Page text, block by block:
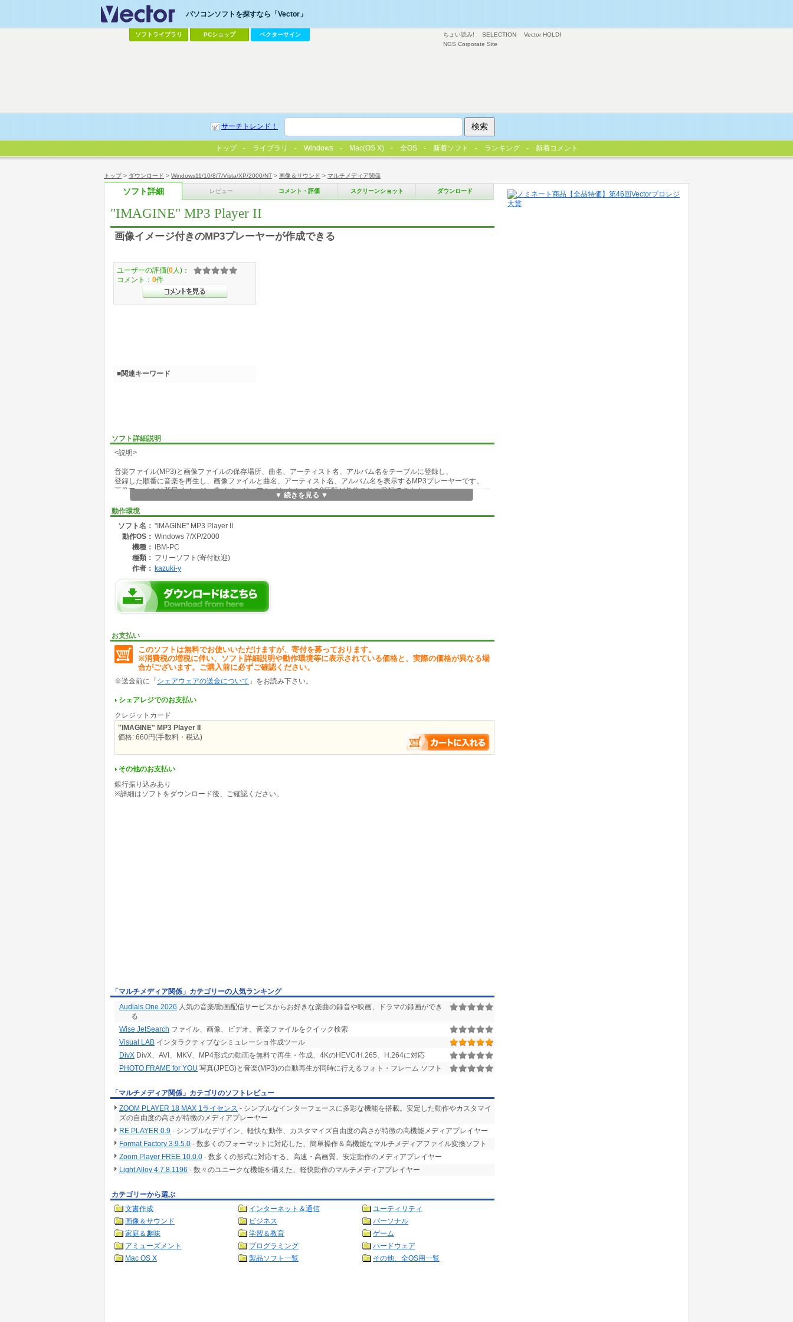
トップ> ダウンロード > Windows11/10/8/7/Vista/XP/2000/NT > 画像＆サウンド > マルチメディア関係
ソフト詳細 レビュー コメント・評価 スクリーンショット ダウンロード
"IMAGINE" MP3 Player II
画像イメージ付きのMP3プレーヤーが作成できる
ソフト詳細説明
<説明>
音楽ファイル(MP3)と画像ファイルの保存場所、曲名、アーティスト名、アルバム名をテーブルに登録し、
登録した順番に音楽を再生し、画像ファイルと曲名、アーティスト名、アルバム名を表示するMP3プレーヤーです。
画像ファイルは背景イメージ、曲イメージ、アルバムイメージの3種類が各曲ごとに登録できます。
テーブルへの登録・編集作業を楽にするために、
マウスの右・クリックでセルと行の値のコピー(カット)&ペーストや行の追加や削除できるようにしています。
また、ファイル選択ダイアログでファイルを選択し、ファイルの完全パス名を簡単に入力できるようにしています。
曲イメージ、アルバムイメージの表示位置を4タイプから選択できます。(細かい位置の設定はできません)
背景イメージ、曲イメージ、アルバムイメージのボーダー(縁)色と背景イメージの背景色、時間やタイトルの文字色を変
更できます。
ボーダー(縁)の表示/非表示の切り替えができます。
Music ImageとAlbum Image、Background Imageの表示位置を、6秒ごとに自動的に変更する機能があります。
<動作要件>
1. このソフトはJavaで開発しているため、動かすにはコンピュータに、
JRE(Java Runtime Enviroment)とJMF(Java Media Framework)がインストールされている必要があります。
※JMFは32bitにしか対応していないため、JREは32bitのものをインストールしてください。
インストールされていない場合は申し訳ございませんが、インストールをお願いいたします。
http://www.java.com/ja/
JMFは以下のサイトから入手できます。
※このソフトは、JRE version 1.6 update 21 とJMF version 2.1.1e をインストールし、Windows 2000 とWindows XP、
Windows 7 64bit上で動作確認しています。Windows 7 32bit上でも動作すると思われます。
2. 対応フォーマット
▼ 続きを見る ▼
動作環境
ソフト名： "IMAGINE" MP3 Player II
動作OS： Windows 7/XP/2000
機種：
IBM-PC
種類： フリーソフト(寄付歓迎)
作者： kazuki-y
お支払い
このソフトは無料でお使いいただけますが、寄付を募っております。
※消費税の増税に伴い、ソフト詳細説明や動作環境等に表示されている価格と、実際の価格が異なる場
合がございます。ご購入前に必ずご確認ください。
※送金前に「 シェアウェアの送金について 」をお読み下さい。
シェアレジでのお支払い
クレジットカード
"IMAGINE" MP3 Player II
価格: 660円(手数料・税込)
その他のお支払い
銀行振り込みあり
※詳細はソフトをダウンロード後、ご確認ください。
ユーザーの評価(0 人)：
コメント： 0件
■関連キーワード
「マルチメディア関係」カテゴリーの人気ランキング
Audials One 2026 人気の音楽/動画配信サービスからお好きな楽曲の録音や映画、ドラマの録画ができ
る
Wise JetSearch ファイル、画像、ビデオ、音楽ファイルをクイック検索
Visual LAB インタラクティブなシミュレーショ作成ツール
DivX DivX、AVI、MKV、MP4形式の動画を無料で再生・作成、4KのHEVC/H.265、H.264に対応
PHOTO FRAME for YOU 写真(JPEG)と音楽(MP3)の自動再生が同時に行えるフォト・フレーム ソフト
「マルチメディア関係」カテゴリのソフトレビュー
ZOOM PLAYER 18 MAX 1ライセンス - シンプルなインターフェースに多彩な機能を搭載。安定した動作やカスタマイ
ズの自由度の高さが特徴のメディアプレーヤー
RE PLAYER 0.9 - シンプルなデザイン、軽快な動作、カスタマイズ自由度の高さが特徴の高機能メディアプレイヤー
Format Factory 3.9.5.0 - 数多くのフォーマットに対応した、簡単操作＆高機能なマルチメディアファイル変換ソフト
Zoom Player FREE 10.0.0 - 数多くの形式に対応する、高速・高画質、安定動作のメディアプレイヤー
Light Alloy 4.7.8.1196 - 数々のユニークな機能を備えた、軽快動作のマルチメディアプレイヤー
カテゴリーから選ぶ
文書作成
インターネット＆通信
ユーティリティ
画像＆サウンド
ビジネス
パーソナル
家庭＆趣味
学習＆教育
ゲーム
アミューズメント
プログラミング
ハードウェア
Mac OS X
製品ソフト一覧 その他、全OS用一覧
ちょい読み! SELECTION
Vector HOLDI
NGS Corporate Site
パソコンソフトを探すなら「Vector」
ソフトライブラリ PCショップ ベクターサイン
サーチトレンド！
トップ ライブラリ Windows Mac(OS X) 全OS 新着ソフト ランキング 新着コメント